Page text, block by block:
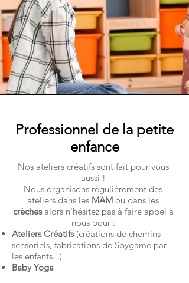
Professionnel de la petite
enfance
Nos ateliers créatifs sont fait pour vous
aussi !
Nous organisons régulièrement des
ateliers dans les MAM ou dans les
crèches alors n'hésitez pas à faire appel à
nous pour :
Ateliers Créatifs(créations de chemins
sensoriels, fabrications de Spygame par
les enfants...)
Baby Yoga